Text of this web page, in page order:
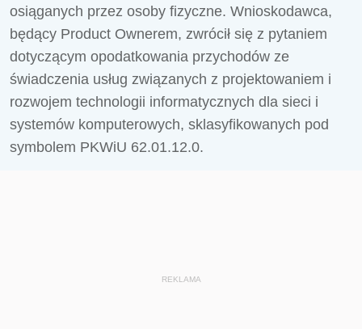
osiąganych przez osoby fizyczne. Wnioskodawca,
będący Product Ownerem, zwrócił się z pytaniem
dotyczącym opodatkowania przychodów ze
świadczenia usług związanych z projektowaniem i
rozwojem technologii informatycznych dla sieci i
systemów komputerowych, sklasyfikowanych pod
symbolem PKWiU 62.01.12.0.
REKLAMA